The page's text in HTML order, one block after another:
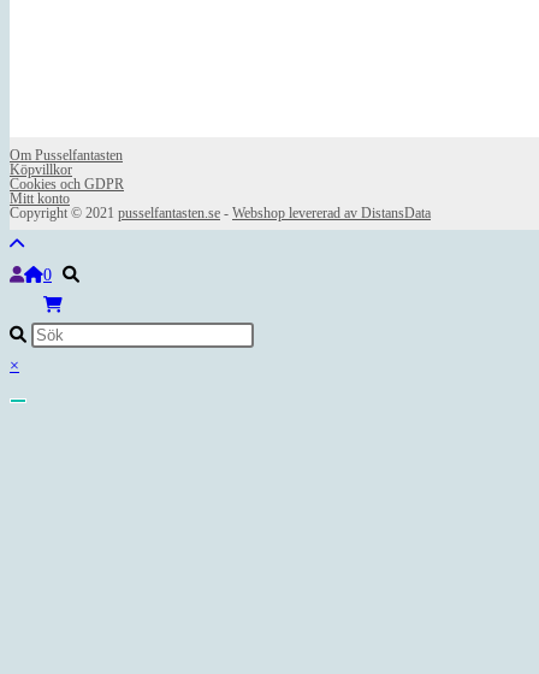
Om Pusselfantasten
Köpvillkor
Cookies och GDPR
Mitt konto
Copyright © 2021 pusselfantasten.se - Webshop levererad av DistansData
0
×